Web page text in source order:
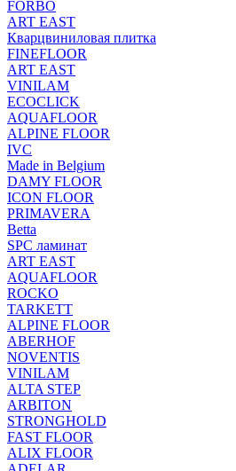
FORBO
ART EAST
Кварцвиниловая плитка
FINEFLOOR
ART EAST
VINILAM
ECOCLICK
AQUAFLOOR
ALPINE FLOOR
IVC
Made in Belgium
DAMY FLOOR
ICON FLOOR
PRIMAVERA
Betta
SPC ламинат
ART EAST
AQUAFLOOR
ROCKO
TARKETT
ALPINE FLOOR
ABERHOF
NOVENTIS
VINILAM
ALTA STEP
ARBITON
STRONGHOLD
FAST FLOOR
ALIX FLOOR